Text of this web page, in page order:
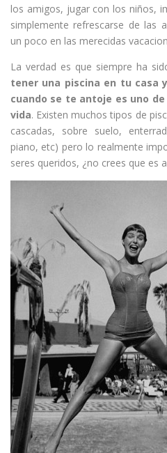
los amigos, jugar con los niños,
simplemente refrescarse de las
un poco en las merecidas
La verdad es que siempre ha
tener una piscina en tu casa
cuando se te antoje es uno
vida. Existen muchos tipos de
cascadas, sobre suelo,
piano, etc) pero lo realmente
seres queridos, ¿no crees que es